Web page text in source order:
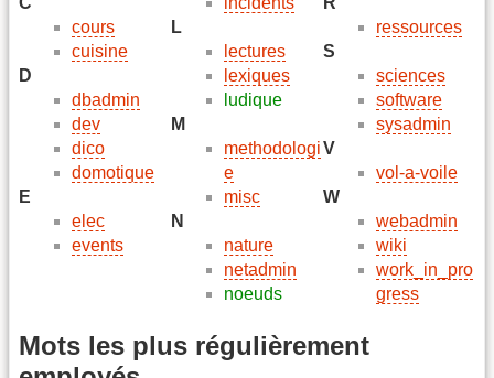
cours
cuisine
D
dbadmin
dev
dico
domotique
E
elec
events
L
lectures
lexiques
ludique
M
methodologi
e
misc
N
nature
netadmin
noeuds
ressources
S
sciences
software
sysadmin
V
vol-a-voile
W
webadmin
wiki
work_in_pro
gress
Mots les plus régulièrement